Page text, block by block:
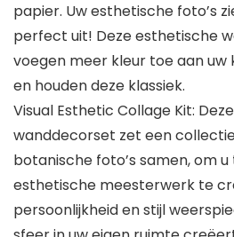
papier. Uw esthetische foto’s
perfect uit! Deze esthetische
voegen meer kleur toe aan
en houden deze klassiek.
Visual Esthetic Collage Kit:
wanddecorset zet een
botanische foto’s samen, om
esthetische meesterwerk te
persoonlijkheid en stijl